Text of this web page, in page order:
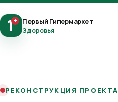
1+ Первый Гипермаркет
Здоровья
РЕКОНСТРУКЦИЯ ПРОЕКТА